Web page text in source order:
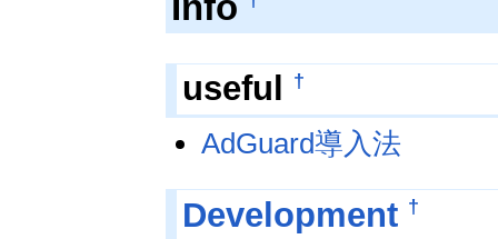
useful †
AdGuard導入法
Development †